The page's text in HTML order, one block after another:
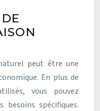
peut être une
En plus de
vous pouvez
spécifiques.